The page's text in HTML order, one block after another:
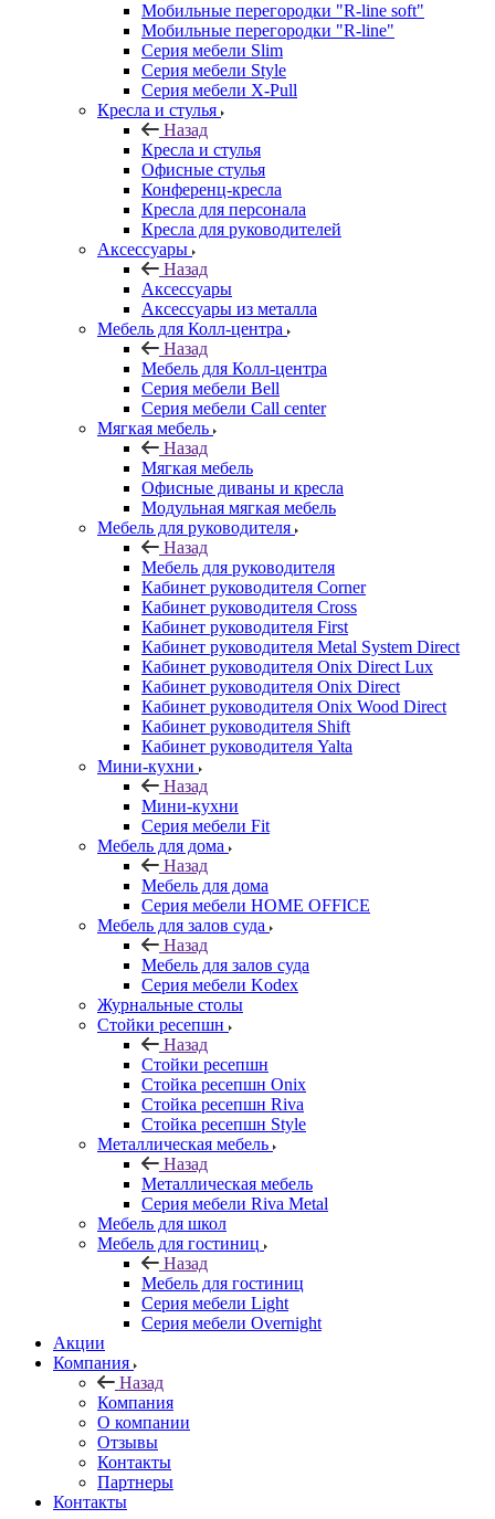
Мобильные перегородки "R-line soft"
Мобильные перегородки "R-line"
Серия мебели Slim
Серия мебели Style
Серия мебели X-Pull
Кресла и стулья
Назад
Кресла и стулья
Офисные стулья
Конференц-кресла
Кресла для персонала
Кресла для руководителей
Аксессуары
Назад
Аксессуары
Аксессуары из металла
Мебель для Колл-центра
Назад
Мебель для Колл-центра
Серия мебели Bell
Серия мебели Call center
Мягкая мебель
Назад
Мягкая мебель
Офисные диваны и кресла
Модульная мягкая мебель
Мебель для руководителя
Назад
Мебель для руководителя
Кабинет руководителя Corner
Кабинет руководителя Cross
Кабинет руководителя First
Кабинет руководителя Metal System Direct
Кабинет руководителя Onix Direct Lux
Кабинет руководителя Onix Direct
Кабинет руководителя Onix Wood Direct
Кабинет руководителя Shift
Кабинет руководителя Yalta
Мини-кухни
Назад
Мини-кухни
Серия мебели Fit
Мебель для дома
Назад
Мебель для дома
Серия мебели HOME OFFICE
Мебель для залов суда
Назад
Мебель для залов суда
Серия мебели Kodex
Журнальные столы
Стойки ресепшн
Назад
Стойки ресепшн
Стойка ресепшн Onix
Стойка ресепшн Riva
Стойка ресепшн Style
Металлическая мебель
Назад
Металлическая мебель
Серия мебели Riva Metal
Мебель для школ
Мебель для гостиниц
Назад
Мебель для гостиниц
Серия мебели Light
Серия мебели Overnight
Акции
Компания
Назад
Компания
О компании
Отзывы
Контакты
Партнеры
Контакты